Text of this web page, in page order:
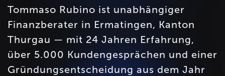
Tommaso Rubino ist unabhängiger
Finanzberater in Ermatingen, Kanton
Thurgau — mit 24 Jahren Erfahrung,
über 5.000 Kundengesprächen und einer
Gründungsentscheidung aus dem Jahr